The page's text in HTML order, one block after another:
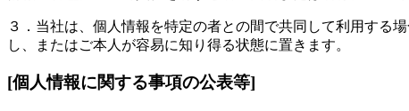
３．当社は、個人情報を特定の者との間で共同して利用する
し、またはご本人が容易に知り得る状態に置きます。
[個人情報に関する事項の公表等]